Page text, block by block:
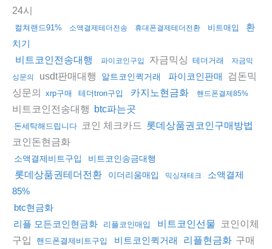
24시
컬쳐랜드91% 소액결제테더전송 휴대폰결제테더전환 비트매입
환
치기
비트코인전송대행
파이코인구입 자금믹싱 테더거래
자금믹
싱문의
usdt판매대행 알트코인퀵거래 파이코인판매
검돈믹
싱문의 xrp구매 테더tron구입 카지노현금화 핸드폰결제85%
비트코인전송대행 btc파는곳
돈세탁해드립니다 코인 체크카드 롯데상품권코인구매방법
코인돈현금화
소액결제비트구입 비트코인송금대행
롯데상품권테더전환 이더리움매입 믹싱재테크
소액결제
85%
btc현금화
리플 모든코인현금화
리플코인매입 비트코인선물
코인이체
구입
핸드폰결제비트구입 비트코인퀵거래 리플현금화 구매